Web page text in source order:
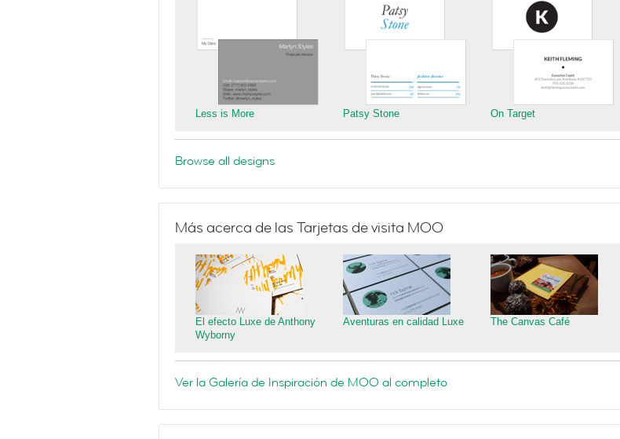
Less is More Patsy Stone On Target
Browse all designs
Más acerca de las Tarjetas de visita MOO
El efecto Luxe de Anthony
Wyborny
Aventuras en calidad Luxe The Canvas Café
Ver la Galería de Inspiración de MOO al completo